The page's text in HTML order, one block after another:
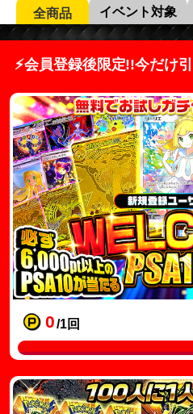
全商品 イベント対象
⚡️会員登録後限定!!今だけ
0/1回